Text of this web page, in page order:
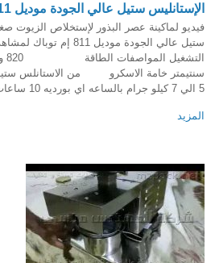
الإستانليس ستيل عالي الجودة موديل 811 إم توباك
فيديو لماكينة عصر البذور لإستخلاص الزيوت
ستيل عالي الجودة موديل
5 الي 7 كيلو جرام بالساعه اي بورديه 10 ساعات […]
المزيد